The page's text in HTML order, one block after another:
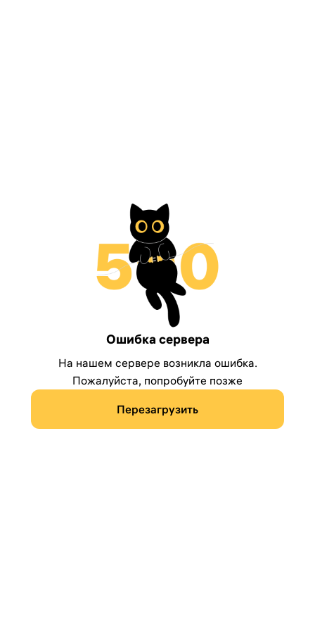
Ошибка сервера
На нашем сервере возникла ошибка.
Пожалуйста, попробуйте позже
Перезагрузить